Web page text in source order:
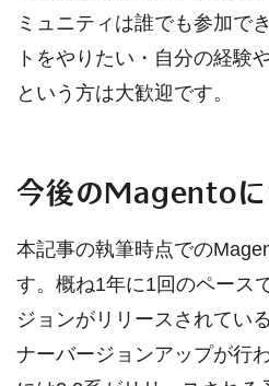
ミュニティは誰でも参加で
トをやりたい・自分の経験
という方は大歓迎です。
今後のMagentoに
本記事の執筆時点での
す。概ね1年に1回のペース
ジョンがリリースされてい
ナーバージョンアップが行